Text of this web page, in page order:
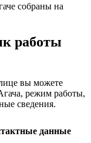
собраны на
работы
вы можете
режим работы,
сведения.
данные